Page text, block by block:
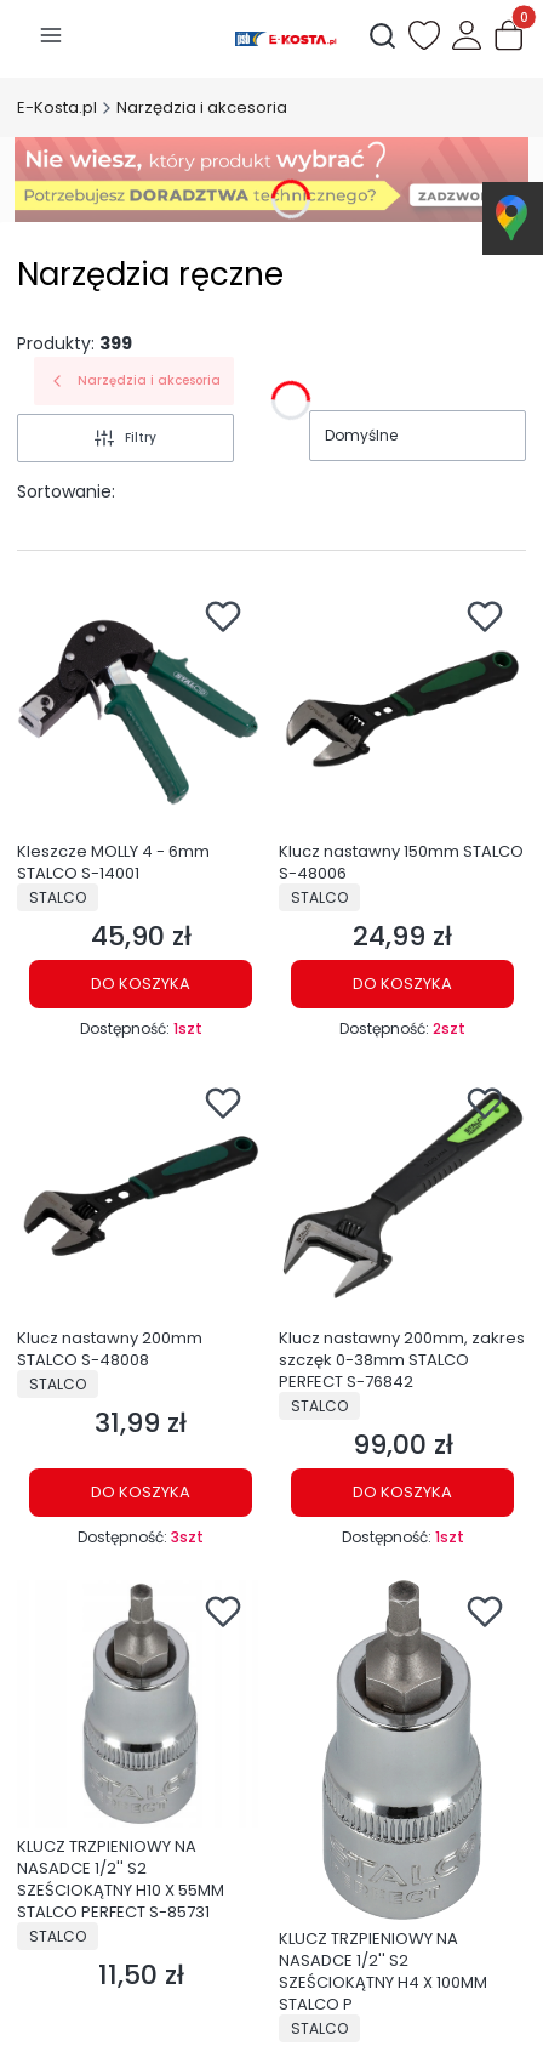
Otwórz wyszukiwarkę
E-Kosta.pl Narzędzia i akcesoria
Narzędzia ręczne
Produkty: 399
Narzędzia i akcesoria
Filtry
Sortowanie:
Domyślne
Kleszcze MOLLY 4 - 6mm
STALCO S-14001
PRODUCENT
STALCO
Cena
45,90 zł
DO KOSZYKA
Dostępność: 1szt
Klucz nastawny 150mm STALCO
S-48006
PRODUCENT
STALCO
Cena
24,99 zł
DO KOSZYKA
Dostępność: 2szt
Klucz nastawny 200mm
STALCO S-48008
PRODUCENT
STALCO
Cena
31,99 zł
DO KOSZYKA
Dostępność: 3szt
Klucz nastawny 200mm, zakres
szczęk 0-38mm STALCO
PERFECT S-76842
PRODUCENT
STALCO
Cena
99,00 zł
DO KOSZYKA
Dostępność: 1szt
KLUCZ TRZPIENIOWY NA
NASADCE 1/2'' S2
SZEŚCIOKĄTNY H10 X 55MM
STALCO PERFECT S-85731
PRODUCENT
STALCO
Cena
11,50 zł
KLUCZ TRZPIENIOWY NA
NASADCE 1/2'' S2
SZEŚCIOKĄTNY H4 X 100MM
STALCO P
PRODUCENT
STALCO